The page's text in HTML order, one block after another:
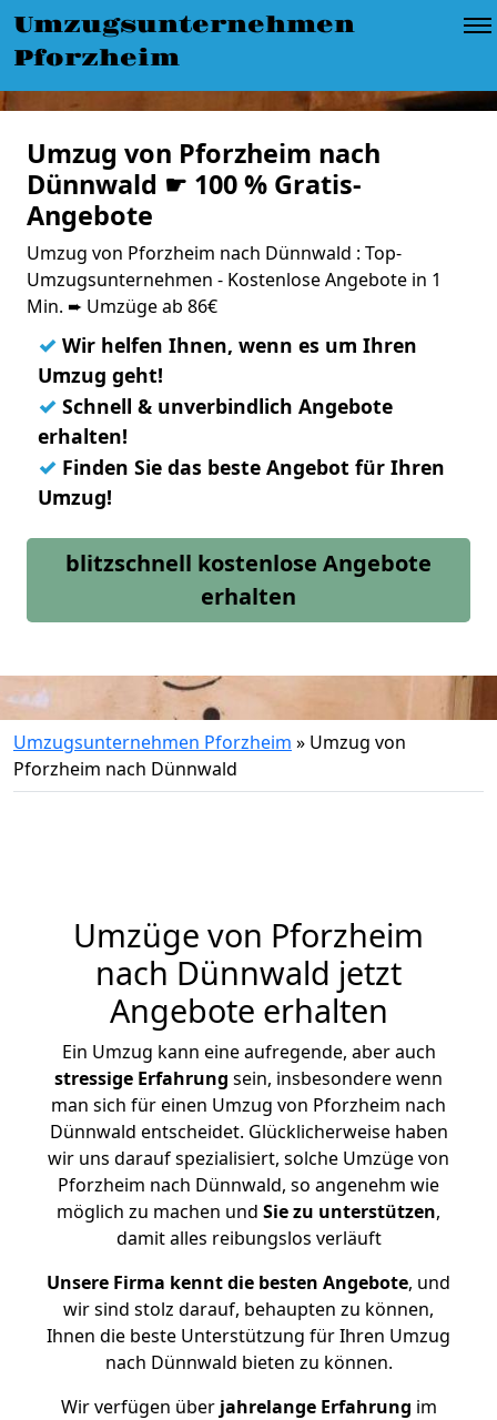
Umzugsunternehmen
Pforzheim
Umzug von Pforzheim nach
Dünnwald ☛ 100 % Gratis-
Angebote
Umzug von Pforzheim nach Dünnwald : Top-
Umzugsunternehmen - Kostenlose Angebote in 1
Min. ➨ Umzüge ab 86€
✓ Wir helfen Ihnen, wenn es um Ihren
Umzug geht!
✓ Schnell & unverbindlich Angebote
erhalten!
✓ Finden Sie das beste Angebot für Ihren
Umzug!
blitzschnell kostenlose Angebote
erhalten
Umzugsunternehmen Pforzheim » Umzug von
Pforzheim nach Dünnwald
Umzüge von Pforzheim
nach Dünnwald jetzt
Angebote erhalten
Ein Umzug kann eine aufregende, aber auch
stressige Erfahrung sein, insbesondere wenn
man sich für einen Umzug von Pforzheim nach
Dünnwald entscheidet. Glücklicherweise haben
wir uns darauf spezialisiert, solche Umzüge von
Pforzheim nach Dünnwald, so angenehm wie
möglich zu machen und Sie zu unterstützen,
damit alles reibungslos verläuft
Unsere Firma kennt die besten Angebote, und
wir sind stolz darauf, behaupten zu können,
Ihnen die beste Unterstützung für Ihren Umzug
nach Dünnwald bieten zu können.
Wir verfügen überjahrelange Erfahrung im